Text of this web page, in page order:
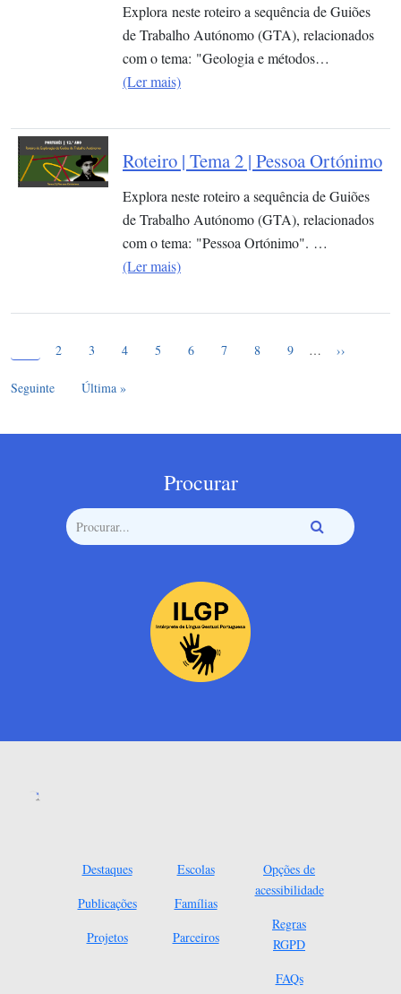
Explora neste roteiro a sequência de Guiões
de Trabalho Autónomo (GTA), relacionados
com o tema: "Geologia e métodos…
(Ler mais)
Roteiro | Tema 2 | Pessoa Ortónimo
Explora neste roteiro a sequência de Guiões
de Trabalho Autónomo (GTA), relacionados
com o tema: "Pessoa Ortónimo". …
(Ler mais)
Page
2 Page
3 Page
4 Page
5 Page
6 Page
7 Page
8 Page
9 … Próxima
››
Seguinte Última página
Última »
Procurar
Destaques
Publicações
Projetos
Escolas
Famílias
Parceiros
Opções de
acessibilidade
Regras
RGPD
FAQs